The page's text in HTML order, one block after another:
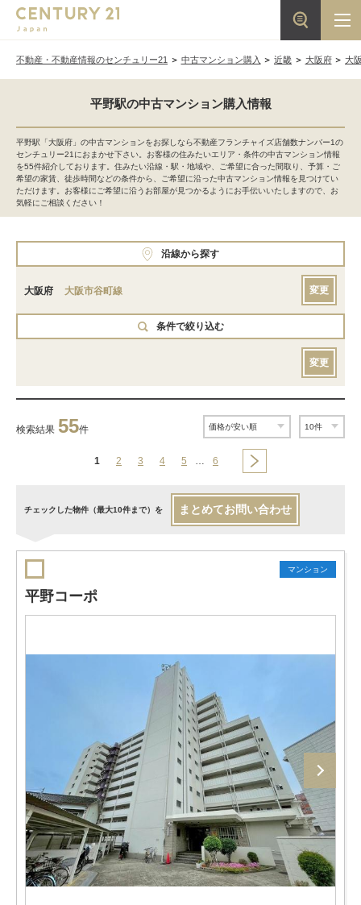
不動産・不動産情報のセンチュリー21 中古マンション購入 近畿 大阪府 大
平野駅の中古マンション購入情報
平野駅「大阪府」の中古マンションをお探しなら不動産フランチャイズ店舗数ナンバー1の
センチュリー21におまかせ下さい。お客様の住みたいエリア・条件の中古マンション情報
を55件紹介しております。住みたい沿線・駅・地域や、ご希望に合った間取り、予算・ご
希望の家賃、徒歩時間などの条件から、ご希望に沿った中古マンション情報を見つけてい
ただけます。お客様にご希望に沿うお部屋が見つかるようにお手伝いいたしますので、お
気軽にご相談ください！
沿線から探す
大阪府 大阪市谷町線 変更
条件で絞り込む
変更
検索結果 55件
1 2 3 4 5 … 6
チェックした物件（最大10件まで）を まとめてお問い合わせ
マンション
平野コーポ